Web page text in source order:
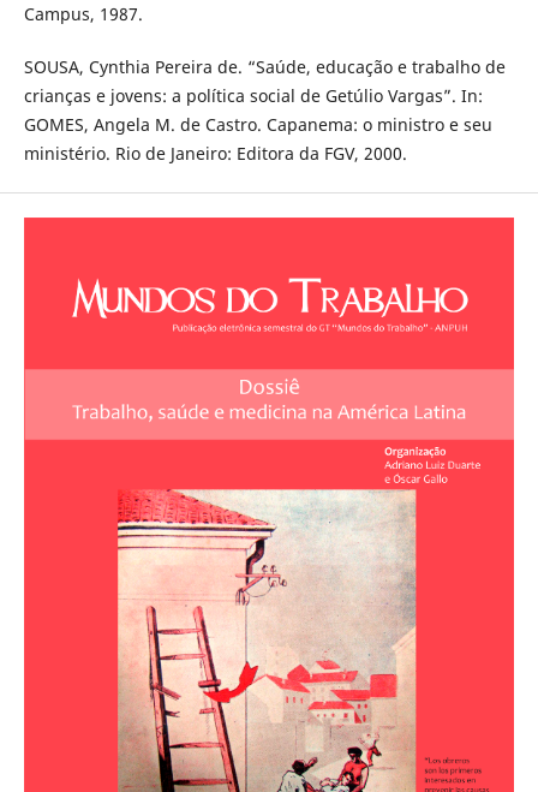
Campus, 1987.
SOUSA, Cynthia Pereira de. “Saúde, educação e trabalho de
crianças e jovens: a política social de Getúlio Vargas”. In:
GOMES, Angela M. de Castro. Capanema: o ministro e seu
ministério. Rio de Janeiro: Editora da FGV, 2000.